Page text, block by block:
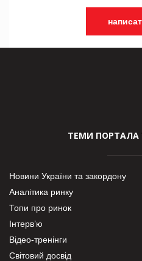
ТЕМИ ПОРТАЛА
Новини України та закордону
Аналітика ринку
Топи про ринок
Інтерв’ю
Відео-тренінги
Світовий досвід